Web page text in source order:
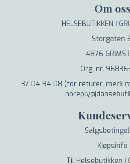
Om oss
HELSEBUTIKKEN I
Storgaten
4876
Org. nr.
37 04 94 08 (for returer, merk
Kjøpsinfo
Til Helsebutikken i